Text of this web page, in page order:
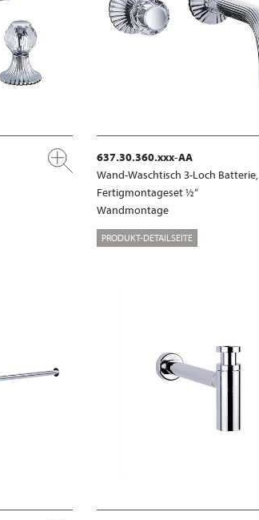
637.30.360.xxx-AA
Wand-Waschtisch 3-Loch Batterie,
Fertigmontageset ½“
Wandmontage
PRODUKT-DETAILSEITE